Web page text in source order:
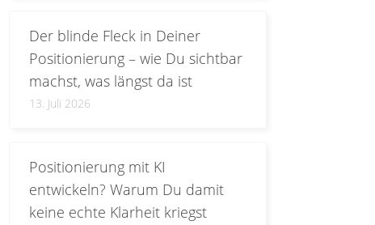
Der blinde Fleck in Deiner
Positionierung – wie Du sichtbar
machst, was längst da ist
13. Juli 2026
Positionierung mit KI
entwickeln? Warum Du damit
keine echte Klarheit kriegst